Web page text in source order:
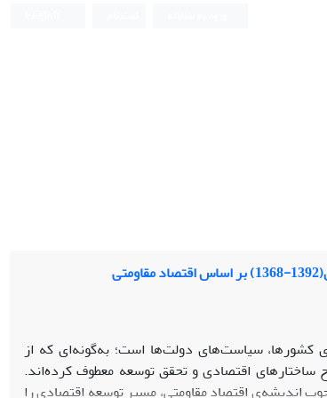
کشورها، سیاست‌های دولت‌ها است؛ به‌گونه‌ای که از
اقتصادی و تحقق توسعه معطوف کرده‌اند.
اندیشه‌ی اقتصاد مقاومتی، مسیر توسعه اقتصادی را